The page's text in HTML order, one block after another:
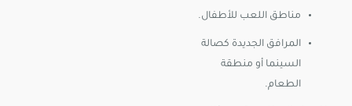
مناطق اللعب للأطفال.
المرافق الجديدة كصالة
السينما أو منطقة
الطعام.